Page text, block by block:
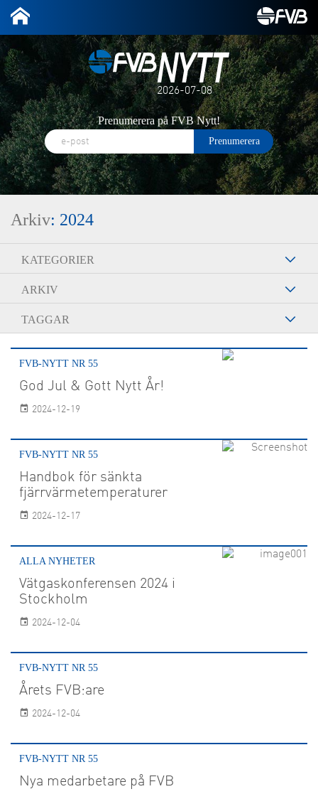
2026-07-08
Prenumerera på FVB Nytt!
Arkiv: 2024
KATEGORIER
ARKIV
TAGGAR
FVB-NYTT NR 55
God Jul & Gott Nytt År!
2024-12-19
FVB-NYTT NR 55
Handbok för sänkta
fjärrvärmetemperaturer
2024-12-17
ALLA NYHETER
Vätgaskonferensen 2024 i
Stockholm
2024-12-04
FVB-NYTT NR 55
Årets FVB:are
2024-12-04
FVB-NYTT NR 55
Nya medarbetare på FVB